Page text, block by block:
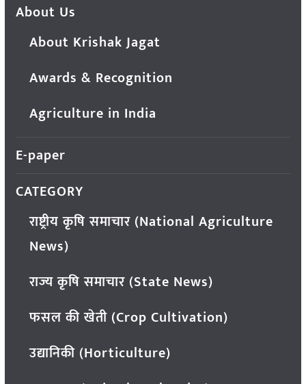
About Us
About Krishak Jagat
Awards & Recognition
Agriculture in India
E-paper
CATEGORY
राष्ट्रीय कृषि समाचार (National Agriculture
News)
राज्य कृषि समाचार (State News)
फसल की खेती (Crop Cultivation)
उद्यानिकी (Horticulture)